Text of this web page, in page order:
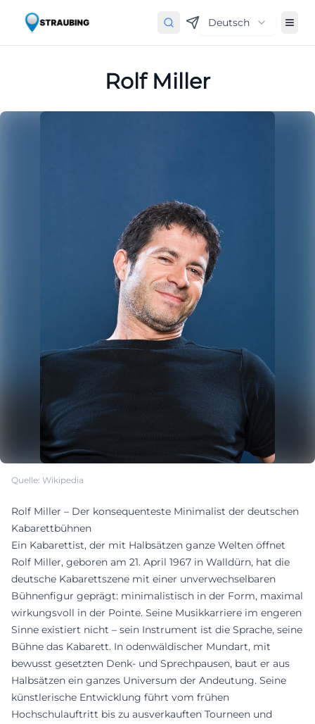
Deutsch
Rolf Miller
Quelle: Wikipedia
Rolf Miller – Der konsequenteste Minimalist der deutschen
Kabarettbühnen
Ein Kabarettist, der mit Halbsätzen ganze Welten öffnet
Rolf Miller, geboren am 21. April 1967 in Walldürn, hat die
deutsche Kabarettszene mit einer unverwechselbaren
Bühnenfigur geprägt: minimalistisch in der Form, maximal
wirkungsvoll in der Pointe. Seine Musikkarriere im engeren
Sinne existiert nicht – sein Instrument ist die Sprache, seine
Bühne das Kabarett. In odenwäldischer Mundart, mit
bewusst gesetzten Denk- und Sprechpausen, baut er aus
Halbsätzen ein ganzes Universum der Andeutung. Seine
künstlerische Entwicklung führt vom frühen
Hochschulauftritt bis zu ausverkauften Tourneen und